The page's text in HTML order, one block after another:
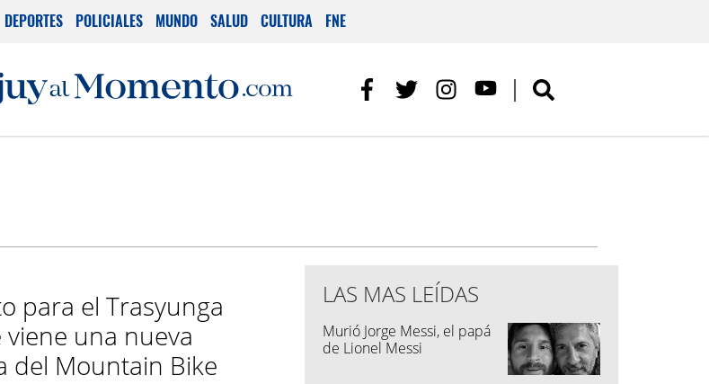
DEPORTES POLICIALES MUNDO SALUD CULTURA FNE
para el Trasyunga
viene una nueva
del Mountain Bike
LAS MAS LEÍDAS
Murió Jorge Messi, el papá
de Lionel Messi